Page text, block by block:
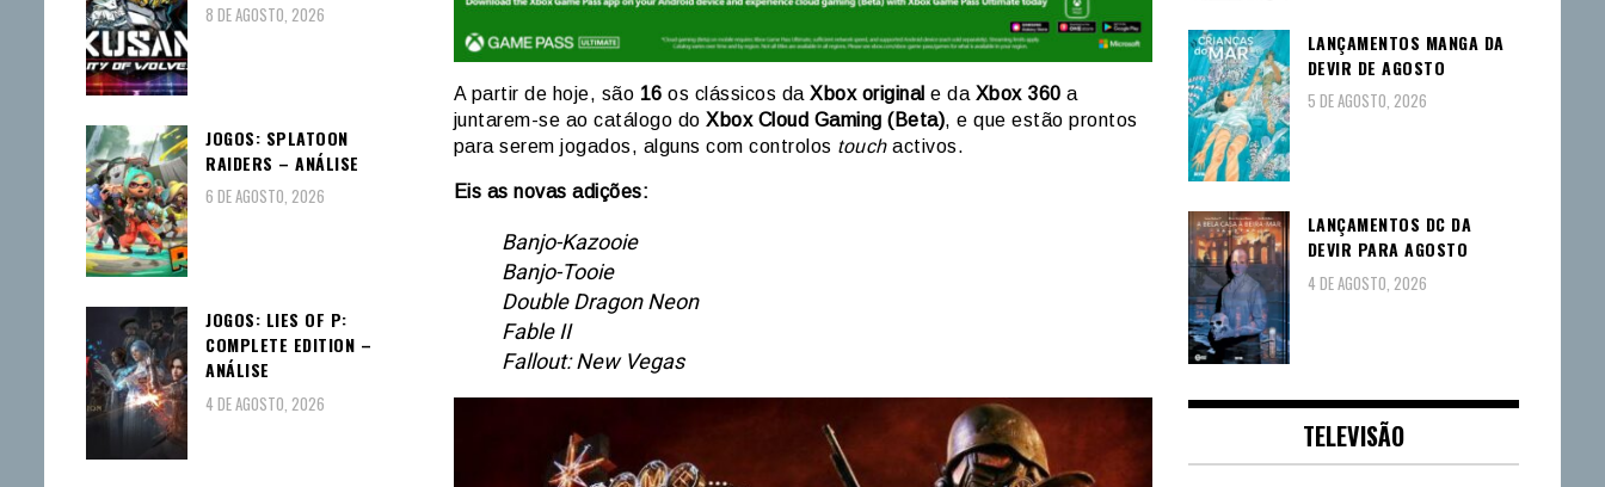
A partir de hoje, são 16 os clássicos da Xbox original e da Xbox 360 a
juntarem-se ao catálogo do Xbox Cloud Gaming (Beta), e que estão prontos
para serem jogados, alguns com controlos touchactivos.
Eis as novas adições:
Banjo-Kazooie
Banjo-Tooie
Double Dragon Neon
Fable II
Fallout: New Vegas
8 DE AGOSTO, 2026
JOGOS: SPLATOON
RAIDERS – ANÁLISE
6 DE AGOSTO, 2026
JOGOS: LIES OF P:
COMPLETE EDITION –
ANÁLISE
4 DE AGOSTO, 2026
LANÇAMENTOS MANGA DA
DEVIR DE AGOSTO
5 DE AGOSTO, 2026
LANÇAMENTOS DC DA
DEVIR PARA AGOSTO
4 DE AGOSTO, 2026
TELEVISÃO